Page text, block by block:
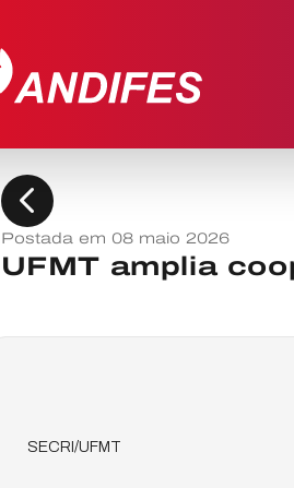
chevron_left
Postada em 08 maio 2026
UFMT amplia
SECRI/UFMT